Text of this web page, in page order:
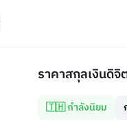
ราคาสกุลเงินดิจิ
🇹🇭 กำลังนิยม